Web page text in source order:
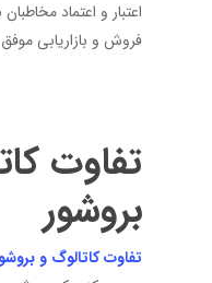
اعتبار و اعتماد
فروش و بازاریابی
تفاوت
بروشور
تفاوت‌ کاتالوگ و